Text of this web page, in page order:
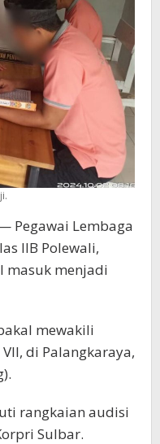
Pegawai Lembaga
IIB Polewali,
masuk menjadi
mewakili
di Palangkaraya,
rangkaian audisi
Sulbar.